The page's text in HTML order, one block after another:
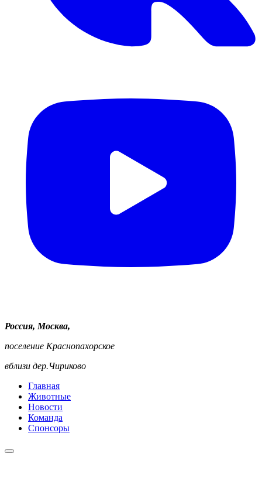
Россия, Москва,
поселение Краснопахорское
вблизи дер.Чириково
Главная
Животные
Новости
Команда
Спонсоры